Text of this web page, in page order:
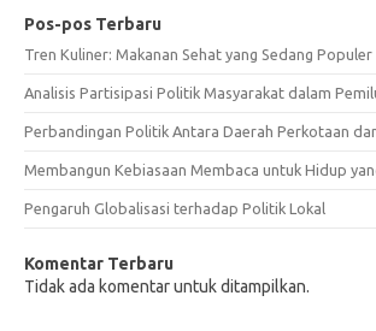
Pos-pos Terbaru
Tren Kuliner: Makanan Sehat yang Sedang Populer
Analisis Partisipasi Politik Masyarakat dalam
Perbandingan Politik Antara Daerah Perkotaan
Membangun Kebiasaan Membaca untuk Hidup
Pengaruh Globalisasi terhadap Politik Lokal
Komentar Terbaru
Tidak ada komentar untuk ditampilkan.